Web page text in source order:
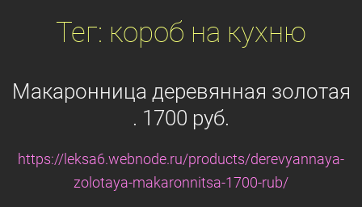
Тег: короб на кухню
Макаронница деревянная золотая
. 1700 руб.
https://leksa6.webnode.ru/products/derevyannaya-
zolotaya-makaronnitsa-1700-rub/